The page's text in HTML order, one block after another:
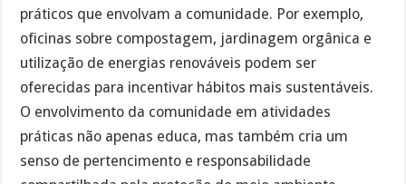
práticos que envolvam a comunidade. Por exemplo,
oficinas sobre compostagem, jardinagem orgânica e
utilização de energias renováveis podem ser
oferecidas para incentivar hábitos mais sustentáveis.
O envolvimento da comunidade em atividades
práticas não apenas educa, mas também cria um
senso de pertencimento e responsabilidade